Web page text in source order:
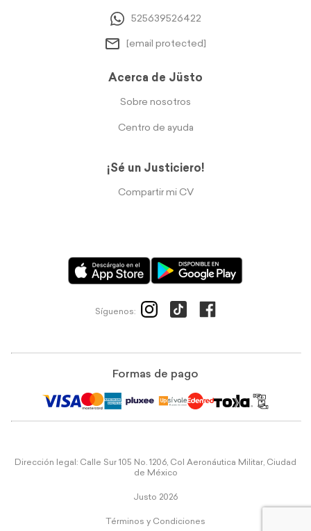
525639526422
[email protected]
Acerca de Jüsto
Sobre nosotros
Centro de ayuda
¡Sé un Justiciero!
Compartir mi CV
Síguenos:
Formas de pago
Dirección legal: Calle Sur 105 No. 1206, Col Aeronáutica Militar, Ciudad
de México
Justo 2026
Términos y Condiciones